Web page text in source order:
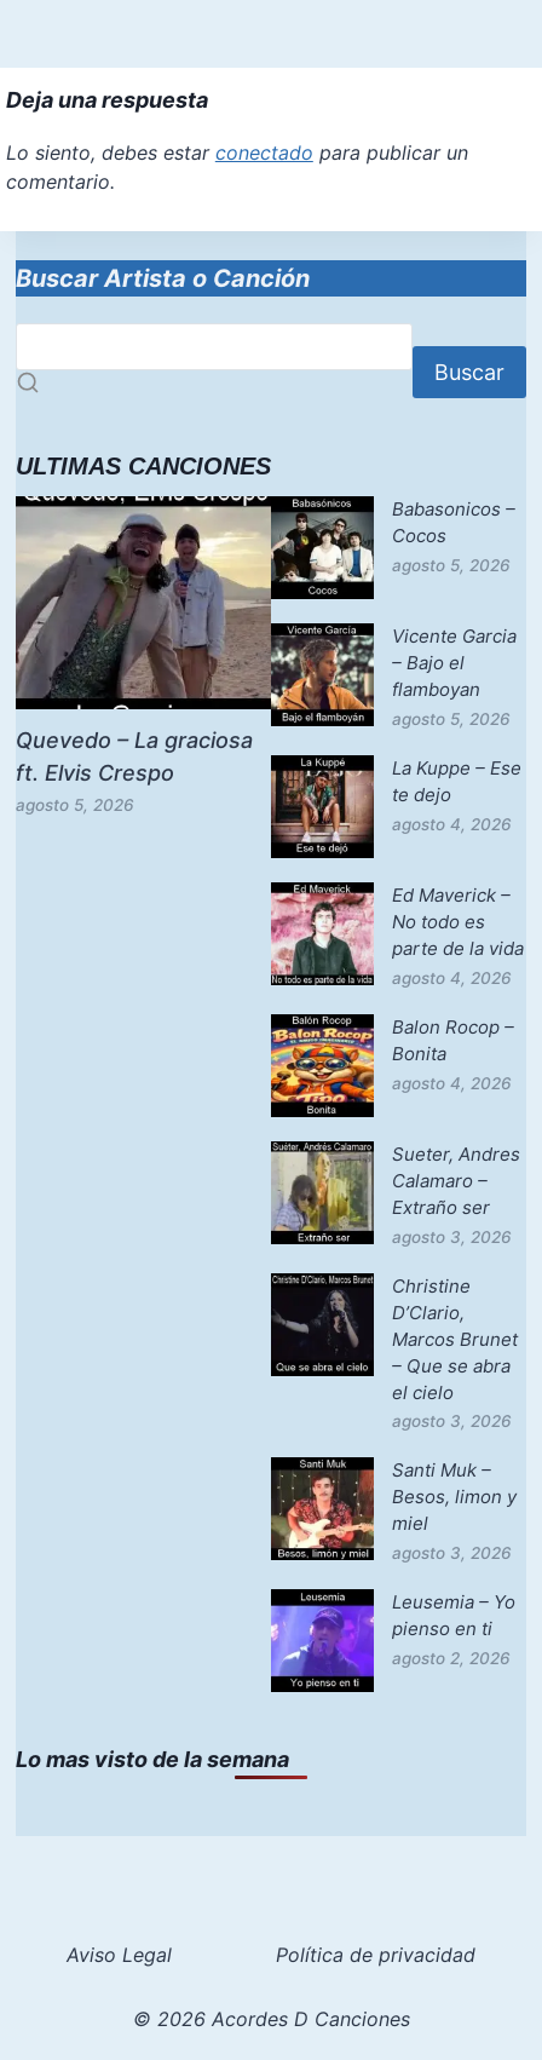
Deja una respuesta
Lo siento, debes estar conectado para publicar un
comentario.
Buscar Artista o Canción
Buscar
ULTIMAS CANCIONES
Quevedo – La graciosa
ft. Elvis Crespo
agosto 5, 2026
Babasonicos –
Cocos
agosto 5, 2026
Vicente Garcia
– Bajo el
flamboyan
agosto 5, 2026
La Kuppe – Ese
te dejo
agosto 4, 2026
Ed Maverick –
No todo es
parte de la vida
agosto 4, 2026
Balon Rocop –
Bonita
agosto 4, 2026
Sueter, Andres
Calamaro –
Extraño ser
agosto 3, 2026
Christine
D’Clario,
Marcos Brunet
– Que se abra
el cielo
agosto 3, 2026
Santi Muk –
Besos, limon y
miel
agosto 3, 2026
Leusemia – Yo
pienso en ti
agosto 2, 2026
Lo mas visto de la semana
Aviso Legal Política de privacidad
© 2026 Acordes D Canciones